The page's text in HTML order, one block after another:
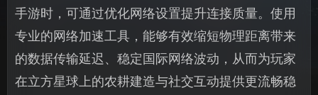
手游时，可通过优化网络设置提升连接质量。使用
专业的网络加速工具，能够有效缩短物理距离带来
的数据传输延迟、稳定国际网络波动，从而为玩家
在立方星球上的农耕建造与社交互动提供更流畅稳